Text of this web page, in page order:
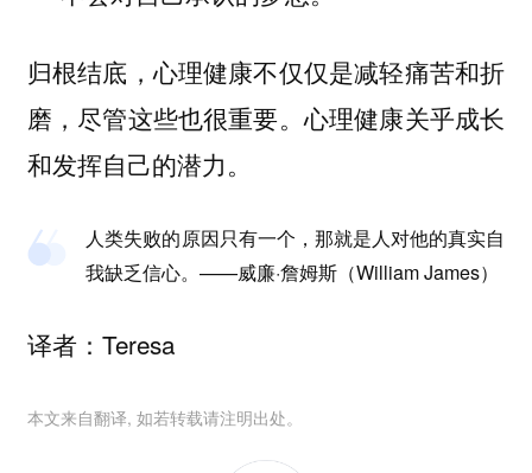
归根结底，心理健康不仅仅是减轻痛苦和折
磨，尽管这些也很重要。心理健康关乎成长
和发挥自己的潜力。
人类失败的原因只有一个，那就是人对他的真实自
我缺乏信心。——威廉·詹姆斯（William James）
译者：Teresa
本文来自翻译, 如若转载请注明出处。